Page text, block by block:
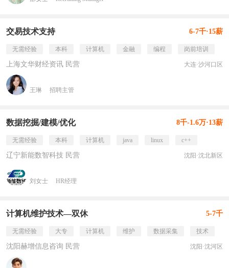
交易技术支持 6-7千·15薪
无需经验 本科 计算机 金融 编程 岗前培训
上海文华财经资讯 民营 大连·沙河口区
王琳 招聘主管
数据挖掘/建模/优化 8千-1.6万·13薪
无需经验 本科 计算机 java linux c++
辽宁新能数智科技 民营 沈阳·沈北新区
刘女士 HR经理
计算机维护技术—双休 5-7千
无需经验 大专 计算机 维护 数据采集 技术
沈阳赫增信息咨询 民营 沈阳·沈河区